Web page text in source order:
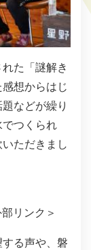
た「謎解き
想からはじ
などが繰り
でつくられ
ただきまし
部リンク＞
る声や、磐